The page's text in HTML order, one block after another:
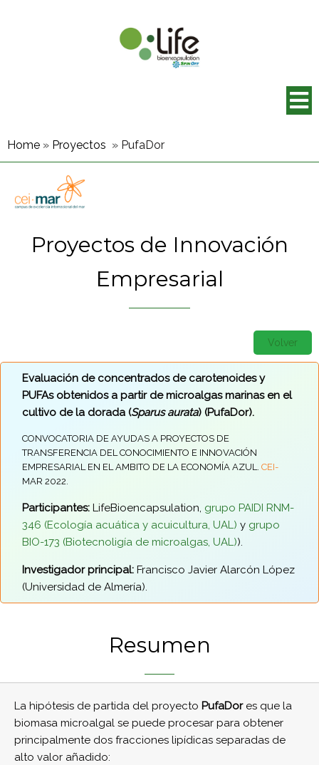
Home » Proyectos » PufaDor
Proyectos de Innovación
Empresarial
Volver
Evaluación de concentrados de carotenoides y
PUFAs obtenidos a partir de microalgas marinas en el
cultivo de la dorada (Sparus aurata) (PufaDor).
CONVOCATORIA DE AYUDAS A PROYECTOS DE
TRANSFERENCIA DEL CONOCIMIENTO E INNOVACIÓN
EMPRESARIAL EN EL AMBITO DE LA ECONOMÍA AZUL. CEI-
MAR 2022.
Participantes: LifeBioencapsulation, grupo PAIDI RNM-
346 (Ecología acuática y acuicultura, UAL) y grupo
BIO-173 (Biotecnoligía de microalgas, UAL)).
Investigador principal: Francisco Javier Alarcón López
(Universidad de Almería).
Resumen
La hipótesis de partida del proyecto PufaDores que la
biomasa microalgal se puede procesar para obtener
principalmente dos fracciones lipídicas separadas de
alto valor añadido: